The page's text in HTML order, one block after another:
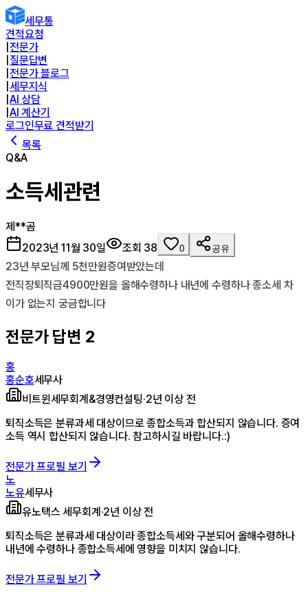
세무통
견적요청
전문가
질문답변
전문가 블로그
세무지식
AI 상담
AI 계산기
로그인무료 견적받기
목록
Q&A
소득세관련
제**곰
2023년 11월 30일
조회 38 0 공유
23년 부모님께 5천만원증여받았는데
전직장퇴직금4900만원을 올해수령하나 내년에 수령하나 종소세 차
이가 없는지 궁금합니다
전문가 답변 2
홍
홍순호세무사
비트윈세무회계&경영컨설팅·2년 이상 전
퇴직소득은 분류과세 대상이므로 종합소득과 합산되지 않습니다. 증여
소득 역시 합산되지 않습니다. 참고하시길 바랍니다.:)
전문가 프로필 보기
노
노유세무사
유노택스 세무회계 ·2년 이상 전
퇴직소득은 분류과세 대상이라 종합소득세와 구분되어 올해수령하나
내년에 수령하나 종합소득세에 영향을 미치지 않습니다.
전문가 프로필 보기